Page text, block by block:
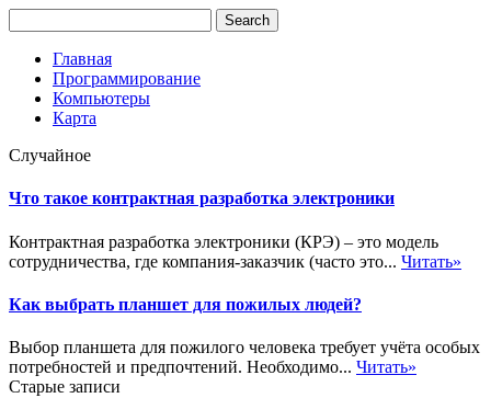
Главная
Программирование
Компьютеры
Карта
Случайное
Что такое контрактная разработка электроники
Контрактная разработка электроники (КРЭ) – это модель
сотрудничества, где компания-заказчик (часто это... Читать»
Как выбрать планшет для пожилых людей?
Выбор планшета для пожилого человека требует учёта особых
потребностей и предпочтений. Необходимо... Читать»
Старые записи